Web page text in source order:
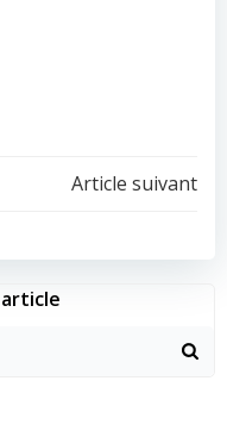
Article suivant